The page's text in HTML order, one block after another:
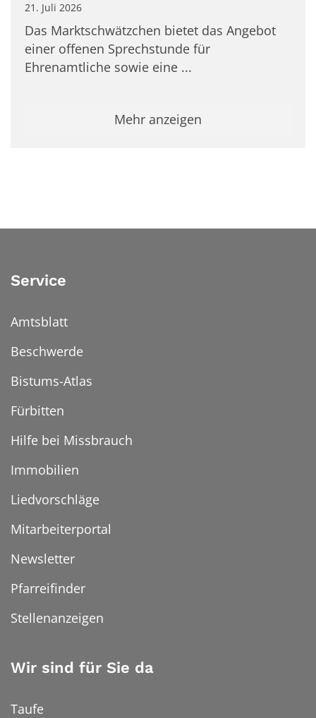
21. Juli 2026
Das Marktschwätzchen bietet das Angebot
einer offenen Sprechstunde für
Ehrenamtliche sowie eine ...
Mehr anzeigen
Service
Amtsblatt
Beschwerde
Bistums-Atlas
Fürbitten
Hilfe bei Missbrauch
Immobilien
Liedvorschläge
Mitarbeiterportal
Newsletter
Pfarreifinder
Stellenanzeigen
Wir sind für Sie da
Taufe